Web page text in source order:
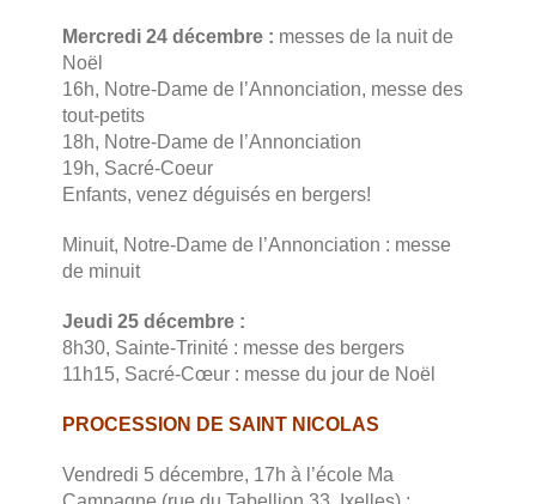
Mercredi 24 décembre : messes de la nuit de
Noël
16h, Notre-Dame de l’Annonciation, messe des
tout-petits
18h, Notre-Dame de l’Annonciation
19h, Sacré-Coeur
Enfants, venez déguisés en bergers!
Minuit, Notre-Dame de l’Annonciation : messe
de minuit
Jeudi 25 décembre :
8h30, Sainte-Trinité : messe des bergers
11h15, Sacré-Cœur : messe du jour de Noël
PROCESSION DE SAINT NICOLAS
Vendredi 5 décembre, 17h à l’école Ma